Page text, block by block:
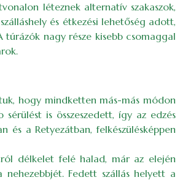
léteznek alternatív szakaszok,
és étkezési lehetőség adott,
nagy része kisebb csomaggal
hogy mindketten más-más módon
is összeszedett, így az edzés
a Retyezátban, felkészülésképpen
délkelet felé halad, már az elején
Fedett szállás helyett a